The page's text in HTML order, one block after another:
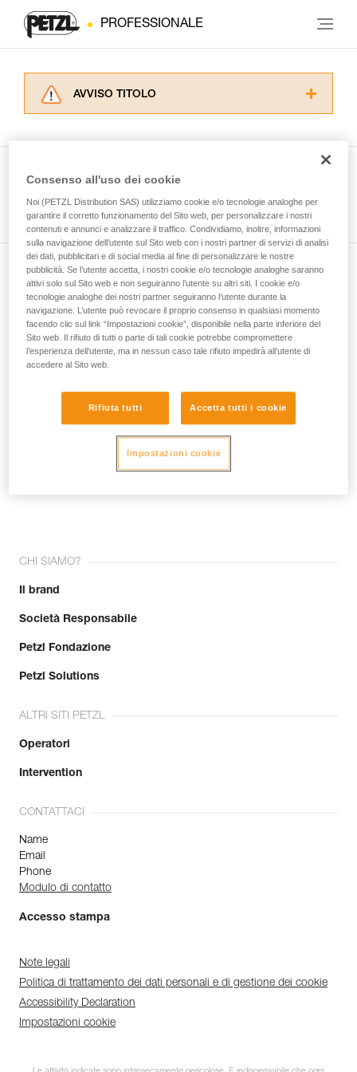
PROFESSIONALE
AVVISO TITOLO
La padronanza di queste tecniche richiede una
formazione ed un addestramento specifico.
Verificate con un professionista la vostra
capacità di rifare la manovra, da soli, in piena
sicurezza, prima di riprodurla autonomamente.
Forniamo esempi di tecniche relative alla vostra
attività. Ne possono esistere altre che non
vengono qui descritte.
Guarda tutti i consigli tecnici
Iscriviti alla newsletter
e rimani connesso alle nostre novità
E-mail *
Unisciti alla community!
CHI SIAMO?
Il brand
Società Responsabile
Petzl Fondazione
Petzl Solutions
ALTRI SITI PETZL
Operatori
Intervention
CONTATTACI
Name
Email
Phone
Modulo di contatto
Accesso stampa
Note legali
Politica di trattamento dei dati personali e di gestione dei cookie
Accessibility Declaration
Impostazioni cookie
Consenso all'uso dei cookie
Noi (PETZL Distribution SAS) utilizziamo cookie e/o tecnologie analoghe per
garantire il corretto funzionamento del Sito web, per personalizzare i nostri
contenuti e annunci e analizzare il traffico. Condividiamo, inoltre, informazioni
sulla navigazione dell’utente sul Sito web con i nostri partner di servizi di analisi
dei dati, pubblicitari e di social media al fine di personalizzare le nostre
pubblicità. Se l’utente accetta, i nostri cookie e/o tecnologie analoghe saranno
attivi solo sul Sito web e non seguiranno l’utente su altri siti. I cookie e/o
tecnologie analoghe dei nostri partner seguiranno l’utente durante la
navigazione. L’utente può revocare il proprio consenso in qualsiasi momento
facendo clic sul link “Impostazioni cookie”, disponibile nella parte inferiore del
Sito web. Il rifiuto di tutti o parte di tali cookie potrebbe compromettere
l’esperienza dell’utente, ma in nessun caso tale rifiuto impedirà all’utente di
accedere al Sito web.
Rifiuta tutti Accetta tutti i cookie
Impostazioni cookie